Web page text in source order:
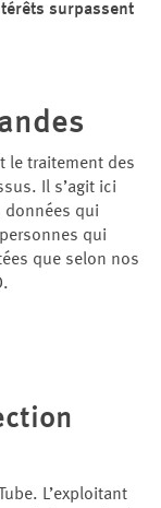
surpassent
le traitement des
Il s’agit ici
données qui
qui
que selon nos
L’exploitant